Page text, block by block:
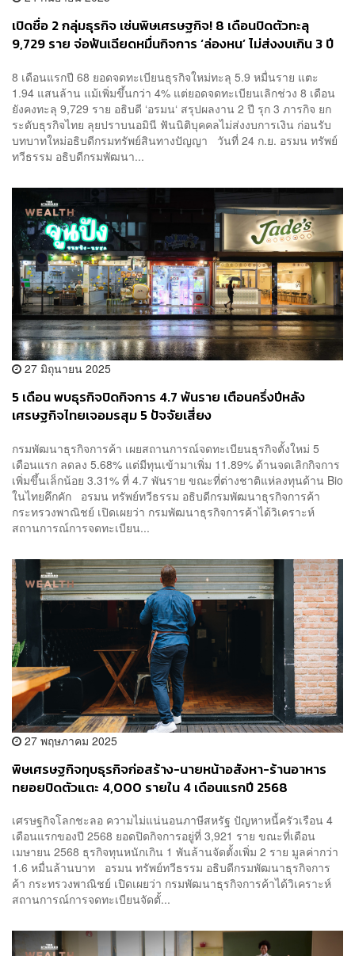
เปิดชื่อ 2 กลุ่มธุรกิจ เซ่นพิษเศรษฐกิจ! 8 เดือนปิดตัวทะลุ
9,729 ราย จ่อฟันเฉียดหมื่นกิจการ ‘ล่องหน’ ไม่ส่งงบเกิน 3 ปี
8 เดือนแรกปี 68 ยอดจดทะเบียนธุรกิจใหม่ทะลุ 5.9 หมื่นราย แตะ
1.94 แสนล้าน แม้เพิ่มขึ้นกว่า 4% แต่ยอดจดทะเบียนเลิกช่วง 8 เดือน
ยังคงทะลุ 9,729 ราย อธิบดี ‘อรมน‘ สรุปผลงาน 2 ปี รุก 3 ภารกิจ ยก
ระดับธุรกิจไทย ลุยปราบนอมินี ฟันนิติบุคคลไม่ส่งงบการเงิน ก่อนรับ
บทบาทใหม่อธิบดีกรมทรัพย์สินทางปัญญา วันที่ 24 ก.ย. อรมน ทรัพย์
ทวีธรรม อธิบดีกรมพัฒนา...
27 มิถุนายน 2025
5 เดือน พบธุรกิจปิดกิจการ 4.7 พันราย เตือนครึ่งปีหลัง
เศรษฐกิจไทยเจอมรสุม 5 ปัจจัยเสี่ยง
กรมพัฒนาธุรกิจการค้า เผยสถานการณ์จดทะเบียนธุรกิจตั้งใหม่ 5
เดือนแรก ลดลง 5.68% แต่มีทุนเข้ามาเพิ่ม 11.89% ด้านจดเลิกกิจการ
เพิ่มขึ้นเล็กน้อย 3.31% ที่ 4.7 พันราย ขณะที่ต่างชาติแห่ลงทุนด้าน Bio
ในไทยคึกคัก อรมน ทรัพย์ทวีธรรม อธิบดีกรมพัฒนาธุรกิจการค้า
กระทรวงพาณิชย์ เปิดเผยว่า กรมพัฒนาธุรกิจการค้าได้วิเคราะห์
สถานการณ์การจดทะเบียน...
27 พฤษภาคม 2025
พิษเศรษฐกิจทุบธุรกิจก่อสร้าง-นายหน้าอสังหา-ร้านอาหาร
ทยอยปิดตัวแตะ 4,000 รายใน 4 เดือนแรกปี 2568
เศรษฐกิจโลกชะลอ ความไม่แน่นอนภาษีสหรัฐ ปัญหาหนี้ครัวเรือน 4
เดือนแรกของปี 2568 ยอดปิดกิจการอยู่ที่ 3,921 ราย ขณะที่เดือน
เมษายน 2568 ธุรกิจทุนหนักเกิน 1 พันล้านจัดตั้งเพิ่ม 2 ราย มูลค่ากว่า
1.6 หมื่นล้านบาท อรมน ทรัพย์ทวีธรรม อธิบดีกรมพัฒนาธุรกิจการ
ค้า กระทรวงพาณิชย์ เปิดเผยว่า กรมพัฒนาธุรกิจการค้าได้วิเคราะห์
สถานการณ์การจดทะเบียนจัดตั้...